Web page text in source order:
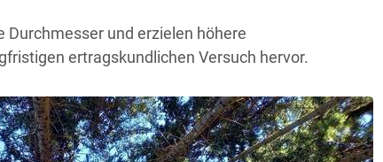
Durchmesser und erzielen höhere
ertragskundlichen Versuch hervor.